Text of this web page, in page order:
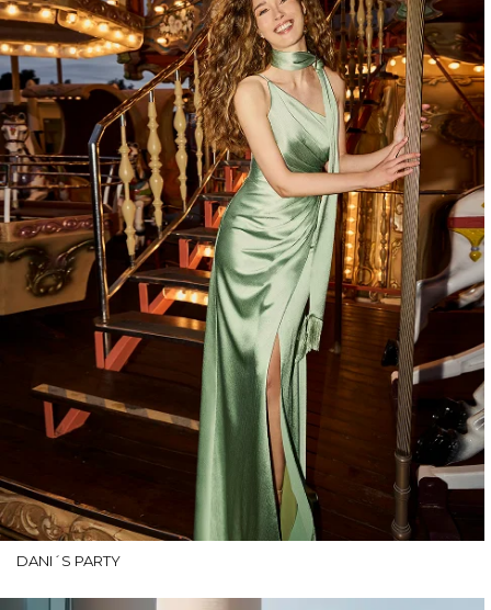
DANI´S PARTY